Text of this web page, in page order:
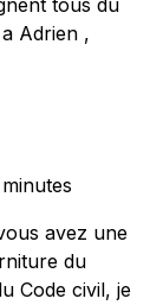
Adrien ,
avez une
du
Code civil, je